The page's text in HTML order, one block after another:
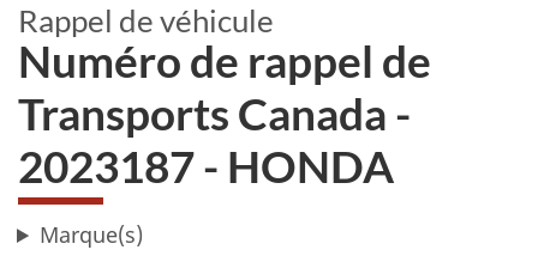
Rappel de véhicule
Numéro de rappel de
Transports Canada -
2023187 - HONDA
Marque(s)